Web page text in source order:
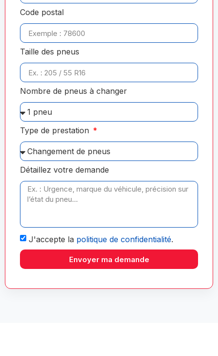
Code postal
Taille des pneus
Nombre de pneus à changer
Type de prestation
Détaillez votre demande
J'accepte la politique de confidentialité.
Envoyer ma demande